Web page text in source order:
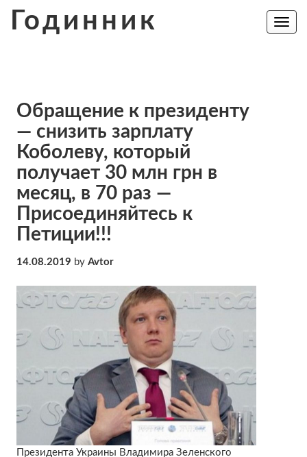
Годинник
Toggle
Обращение к президенту
— снизить зарплату
Коболеву, который
получает 30 млн грн в
месяц, в 70 раз —
Присоединяйтесь к
Петиции!!!
14.08.2019 by Avtor
Президента Украины Владимира Зеленского